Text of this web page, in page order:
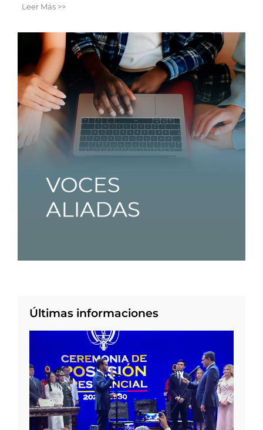
Leer Más >>
Últimas informaciones